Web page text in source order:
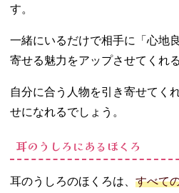
す。
一緒にいるだけで相手に「心地
寄せる魅力をアップさせてくれ
自分に合う人物を引き寄せてく
せになれるでしょう。
耳のうしろにあるほくろ
耳のうしろのほくろは、 すべて